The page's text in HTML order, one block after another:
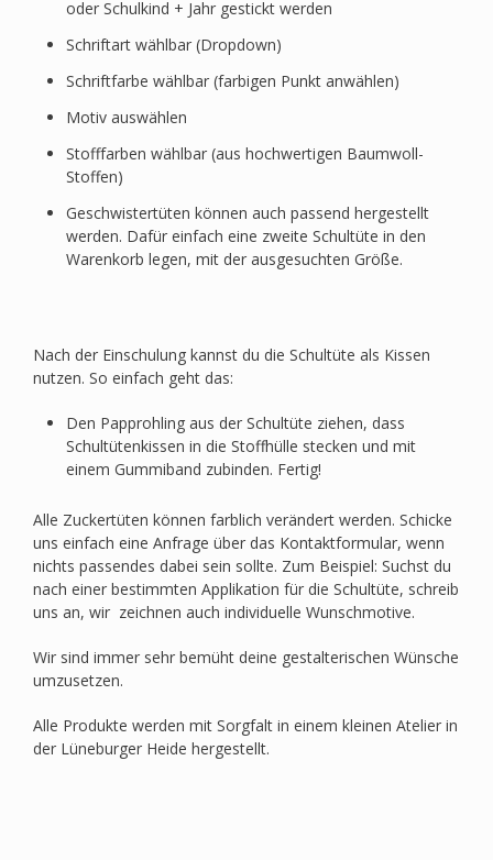
oder Schulkind + Jahr gestickt werden
Schriftart wählbar (Dropdown)
Schriftfarbe wählbar (farbigen Punkt anwählen)
Motiv auswählen
Stofffarben wählbar (aus hochwertigen Baumwoll-
Stoffen)
Geschwistertüten können auch passend hergestellt
werden. Dafür einfach eine zweite Schultüte in den
Warenkorb legen, mit der ausgesuchten Größe.
Nach der Einschulung kannst du die Schultüte als Kissen
nutzen. So einfach geht das:
Den Papprohling aus der Schultüte ziehen, dass
Schultütenkissen in die Stoffhülle stecken und mit
einem Gummiband zubinden. Fertig!
Alle Zuckertüten können farblich verändert werden. Schicke
uns einfach eine Anfrage über das Kontaktformular, wenn
nichts passendes dabei sein sollte. Zum Beispiel: Suchst du
nach einer bestimmten Applikation für die Schultüte, schreib
uns an, wir zeichnen auch individuelle Wunschmotive.
Wir sind immer sehr bemüht deine gestalterischen Wünsche
umzusetzen.
Alle Produkte werden mit Sorgfalt in einem kleinen Atelier in
der Lüneburger Heide hergestellt.